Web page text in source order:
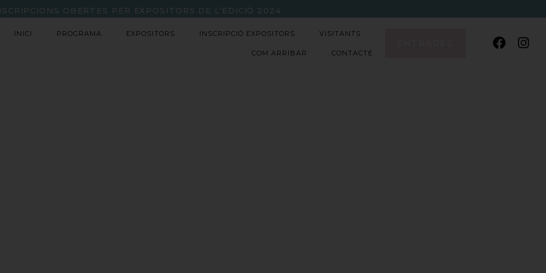
OBERTES PER EXPOSITORS DE L’EDICIÓ 202 4
INICI PROGRAMA EXPOSITORS INSCRIPCIÓ EXPOSITORS VISITANTS
COM ARRIBAR CONTACTE